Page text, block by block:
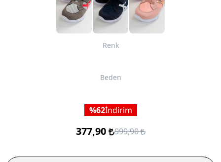
Renk
Beden
62İndirim
377,90 999,90